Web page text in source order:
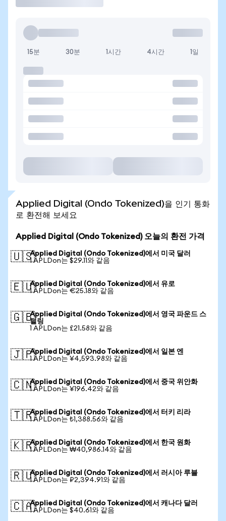
15분 30분 1시간 4시간 1일
Applied Digital (Ondo Tokenized)을 인기 통화
로 환전해 보세요
Applied Digital (Ondo Tokenized) 오늘의 환전 가격
🇺🇸Applied Digital (Ondo Tokenized)에서 미국 달러
1 APLDon는 $29.11와 같음
🇪🇺Applied Digital (Ondo Tokenized)에서 유로
1 APLDon는 €25.18와 같음
🇬🇧Applied Digital (Ondo Tokenized)에서 영국 파운드 스
털링
1 APLDon는 £21.58와 같음
🇯🇵Applied Digital (Ondo Tokenized)에서 일본 엔
1 APLDon는 ¥4,593.98와 같음
🇨🇳Applied Digital (Ondo Tokenized)에서 중국 위안화
1 APLDon는 ¥196.42와 같음
🇹🇷Applied Digital (Ondo Tokenized)에서 터키 리라
1 APLDon는 ₺1,388.56와 같음
🇰🇷Applied Digital (Ondo Tokenized)에서 한국 원화
1 APLDon는 ₩40,986.14와 같음
🇷🇺Applied Digital (Ondo Tokenized)에서 러시아 루블
1 APLDon는 ₽2,394.91와 같음
🇨🇦Applied Digital (Ondo Tokenized)에서 캐나다 달러
1 APLDon는 $40.61와 같음